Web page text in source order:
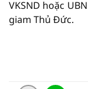
VKSND hoặc
giam Thủ Đức.